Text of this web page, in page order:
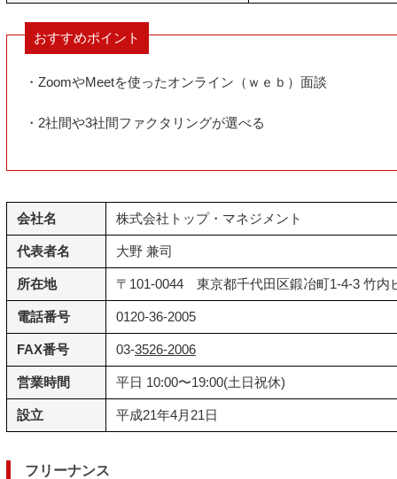
おすすめポイント
・ZoomやMeetを使ったオンライン（ｗｅｂ）面談
・2社間や3社間ファクタリングが選べる
会社名 株式会社トップ・マネジメント
代表者名 大野 兼司
所在地 〒101-0044 東京都千代田区鍛冶町1-4-3 竹内
電話番号 0120-36-2005
FAX番号 03-3526-2006
営業時間 平日 10:00〜19:00(土日祝休)
設立 平成21年4月21日
フリーナンス